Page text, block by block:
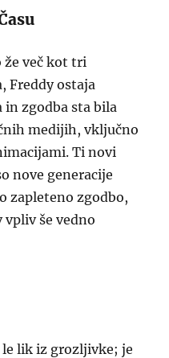
že več kot tri
Freddy ostaja
in zgodba sta bila
medijih, vključno
Ti novi
nove generacije
zapleteno zgodbo,
vpliv še vedno
le lik iz grozljivke; je